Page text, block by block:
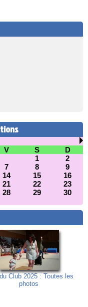
V S
D
1
2
7 8
9
14 15
16
21 22
23
28 29
30
Club 2025 : Toutes les
photos